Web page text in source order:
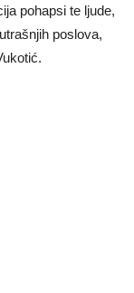
pohapsi te ljude,
poslova,